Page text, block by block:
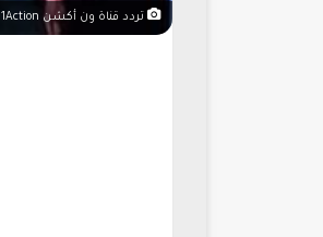
تردد قناة ون أكشن 1Action نايل سات 2024